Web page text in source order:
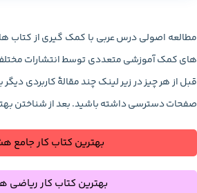
مطالعه اصولی درس عربی با کمک گیری از
قبل از هر چیز در زیر لینک چند مقالۀ کاربردی
صفحات دسترسی داشته باشید. بعد از شناختن
بهترین کتاب کار جامع
بهترین کتاب کار ریاضی